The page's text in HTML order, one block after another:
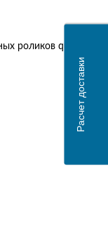
роликов quantity
Расчет доставки